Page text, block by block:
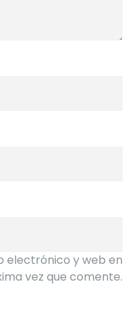
electrónico y web en
vez que comente.